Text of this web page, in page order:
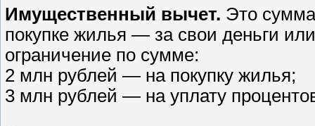
Имущественный вычет. Это
покупке жилья — за свои деньги
ограничение по сумме:
2 млн рублей — на покупку жилья;
3 млн рублей — на уплату